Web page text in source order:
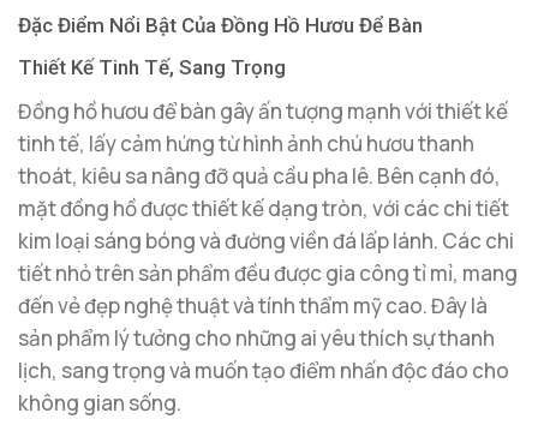
Đặc Điểm Nổi Bật Của Đồng Hồ Hươu Để Bàn
Thiết Kế Tinh Tế, Sang Trọng
Đồng hồ hươu để bàn gây ấn tượng mạnh với thiết kế
tinh tế, lấy cảm hứng từ hình ảnh chú hươu thanh
thoát, kiêu sa nâng đỡ quả cầu pha lê. Bên cạnh đó,
mặt đồng hồ được thiết kế dạng tròn, với các chi tiết
kim loại sáng bóng và đường viền đá lấp lánh. Các chi
tiết nhỏ trên sản phẩm đều được gia công tỉ mỉ, mang
đến vẻ đẹp nghệ thuật và tính thẩm mỹ cao. Đây là
sản phẩm lý tưởng cho những ai yêu thích sự thanh
lịch, sang trọng và muốn tạo điểm nhấn độc đáo cho
không gian sống.